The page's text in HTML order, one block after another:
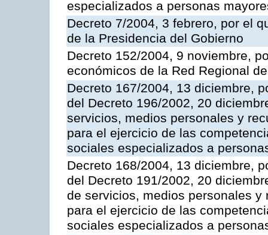
especializados a personas
Decreto 7/2004, 3 febrero, por el
de la Presidencia del Gobierno
Decreto 152/2004, 9 noviembre,
económicos de la Red Regional
Decreto 167/2004, 13 diciembre,
del Decreto 196/2002, 20
servicios, medios personales y
para el ejercicio de las
sociales especializados a
Decreto 168/2004, 13 diciembre,
del Decreto 191/2002, 20
de servicios, medios personales
para el ejercicio de las
sociales especializados a